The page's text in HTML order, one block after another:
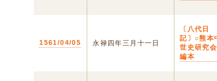
1561/04/05 永禄四年三月十一日
〔八代日
記〕○熊本
世史研究会
編本